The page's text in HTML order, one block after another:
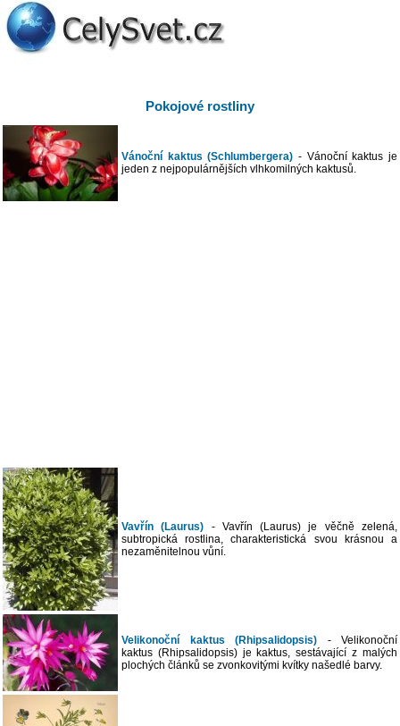
Pokojové rostliny
Vánoční kaktus (Schlumbergera) - Vánoční kaktus je
jeden z nejpopulárnějších vlhkomilných kaktusů.
Vavřín (Laurus) - Vavřín (Laurus) je věčně zelená,
subtropická rostlina, charakteristická svou krásnou a
nezaměnitelnou vůní.
Velikonoční kaktus (Rhipsalidopsis) - Velikonoční
kaktus (Rhipsalidopsis) je kaktus, sestávající z malých
plochých článků se zvonkovitými kvítky našedlé barvy.